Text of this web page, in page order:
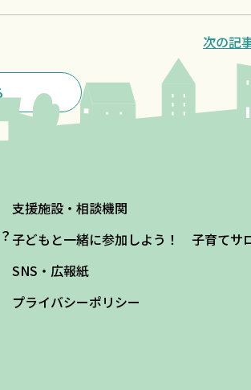
次の記
支援施設・相談機関
子どもと一緒に参加しよう！ 子育てサ
SNS・広報紙
プライバシーポリシー